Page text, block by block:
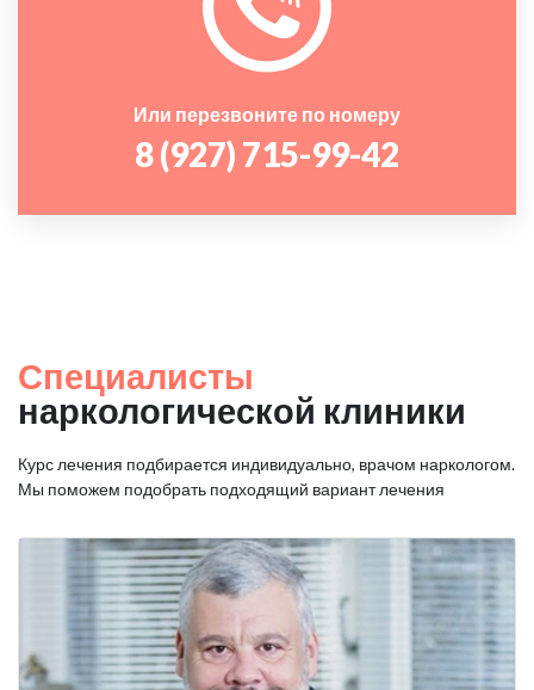
Или перезвоните по номеру
8 (927) 715-99-42
Специалисты
наркологической клиники
Курс лечения подбирается индивидуально, врачом наркологом.
Мы поможем подобрать подходящий вариант лечения